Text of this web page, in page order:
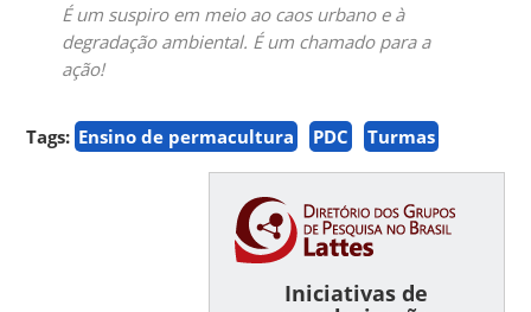
É um suspiro em meio ao caos urbano e à
degradação ambiental. É um chamado para a
ação!
Tags: Ensino de permacultura PDC Turmas
Iniciativas de